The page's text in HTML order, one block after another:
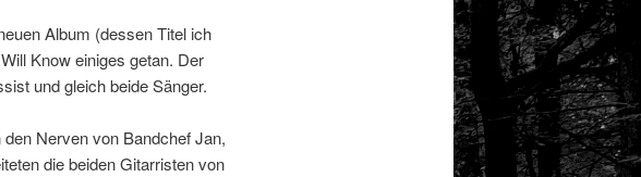
Album (dessen Titel ich
Know einiges getan. Der
und gleich beide Sänger.
Nerven von Bandchef Jan,
die beiden Gitarristen von